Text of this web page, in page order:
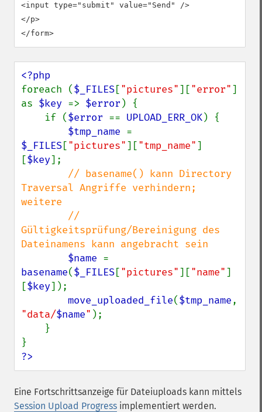
<input type="submit" value="Send" />
</p>
</form>
foreach ($_FILES["pictures"]["error"]
as $key => $error ) {
    if (
$error == UPLOAD_ERR_OK) {
$tmp_name
$_FILES["pictures"]["tmp_name"]
[$key];
// basename() kann Directory
Traversal Angriffe verhindern;
weitere
Gültigkeitsprüfung/Bereinigung des
Dateinamens kann angebracht sein
$name
basename($_FILES["pictures"]["name"]
[$key]);
move_uploaded_file($tmp_name
"data/$name" );
?>
Eine Fortschrittsanzeige für Dateiuploads kann mittels
Session Upload Progress implementiert werden.